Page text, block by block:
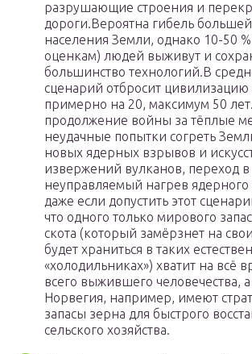
разрушающие строения и
дороги.Вероятна гибель большей
населения Земли, однако 10-50
оценкам) людей выживут и
большинство технологий.В
сценарий отбросит цивилизацию
примерно на 20, максимум 50
продолжение войны за тёплые
неудачные попытки согреть
новых ядерных взрывов и
извержений вулканов, переход в
неуправляемый нагрев ядерного
даже если допустить этот
что одного только мирового
скота (который замёрзнет на
будет храниться в таких
«холодильниках») хватит на всё
всего выжившего человечества,
Норвегия, например, имеют
запасы зерна для быстрого
сельского хозяйства.